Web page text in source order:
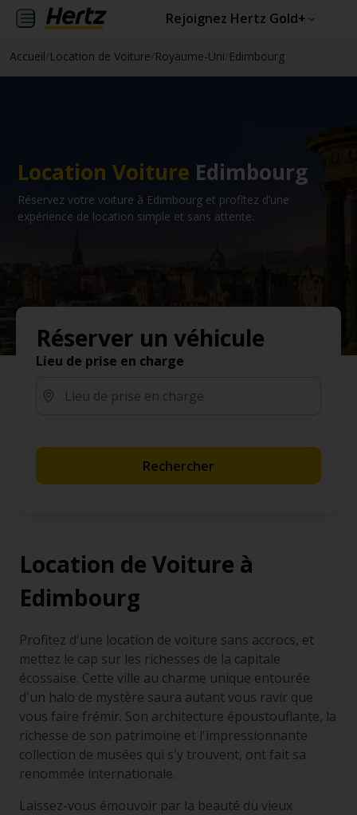
Rejoignez Hertz Gold+
Accueil Location de Voiture Royaume-Uni Edimbourg
Location Voiture Edimbourg
Réservez votre voiture à Edimbourg et profitez d’une
expérience de location simple et sans attente.
Réserver un véhicule
Lieu de prise en charge
Rechercher
Location de Voiture à
Edimbourg
Profitez d'une location de voiture sans accrocs, et
mettez le cap sur les richesses de la capitale
écossaise. Cette ville au charme unique entourée
d'un halo de mystère saura autant vous ravir que
vous faire frémir. Son architecture époustouflante, la
richesse de son patrimoine et l'impressionnante
collection de musées qui s'y trouvent, ont fait sa
renommée internationale.
Laissez-vous émouvoir par la beauté du vieux